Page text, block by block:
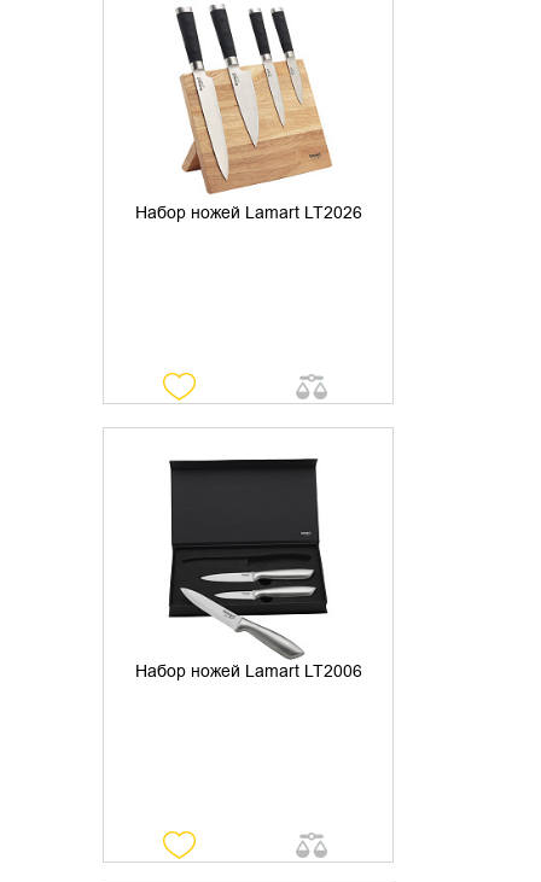
Набор ножей Lamart LT2026
УТОЧНИТЬ НАЛИЧИЕ
Набор ножей Lamart LT2006
УТОЧНИТЬ НАЛИЧИЕ